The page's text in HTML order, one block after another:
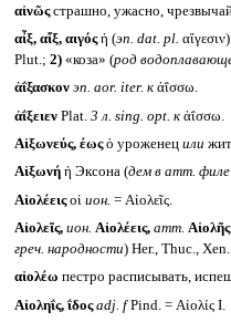
αἰνῶςстрашно, ужасно,
αἶξ, αἴξ, αιγόςἡ (эп. dat. pl. αἴγεσιν)
Plut.; 2)«коза» (род
ἀΐξασκον эп. aor. iter. кἀΐσσω.
ἀΐξειενPlat. 3 л. sing. opt. кἀΐσσω.
Αἰξωνεύς, έωςὁ уроженец или
Αἰξωνή ἡ Эксона (дем в атт. филе
Αἰολέειςοἱ ион. = Αἰολεῖς.
Αἰολεῖς, ион. Αἰολέεις, атт. Αἰολῆς
греч. народности) Her., Thuc., Xen.
αἰολέω пестро расписывать,
Αἰοληΐς, ΐδοςadj. fPind. = Αἰολίς I.